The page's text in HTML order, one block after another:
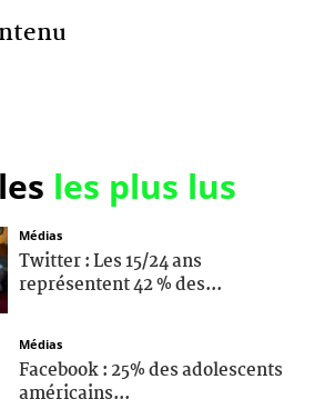
les plus lus
Médias
Twitter : Les 15/24 ans
représentent 42 % des...
Médias
Facebook : 25% des adolescents
américains...